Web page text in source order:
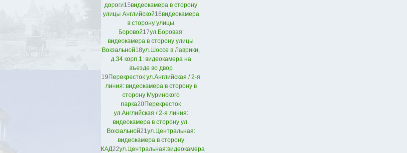
дороги15видеокамера в сторону
улицы Английской16видеокамера
в сторону улицы
Боровой17ул.Боровая:
видеокамера в сторону улицы
Вокзальной18ул.Шоссе в Лаврики,
д.34 корп.1: видеокамера на
въезде во двор
19 Перекресток ул.Английская / 2-я
линия: видеокамера в сторону в
сторону Муринского
парка20Перекресток
ул.Английская / 2-я линия:
видеокамера в сторону ул.
Вокзальной21ул.Центральная:
видеокамера в сторону
КАД22ул.Центральная:видеокамера